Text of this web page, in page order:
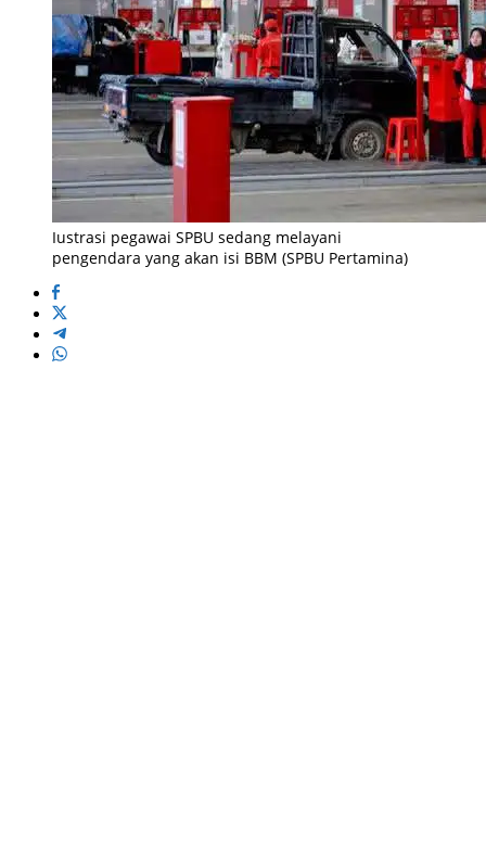
Iustrasi pegawai SPBU sedang melayani
pengendara yang akan isi BBM (SPBU Pertamina)